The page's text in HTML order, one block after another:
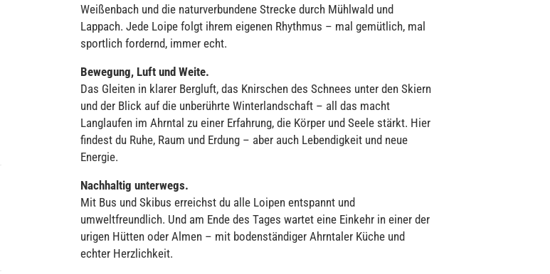
Weißenbach und die naturverbundene Strecke durch Mühlwald und
Lappach. Jede Loipe folgt ihrem eigenen Rhythmus – mal gemütlich, mal
sportlich fordernd, immer echt.
Bewegung, Luft und Weite.
Das Gleiten in klarer Bergluft, das Knirschen des Schnees unter den Skiern
und der Blick auf die unberührte Winterlandschaft – all das macht
Langlaufen im Ahrntal zu einer Erfahrung, die Körper und Seele stärkt. Hier
findest du Ruhe, Raum und Erdung – aber auch Lebendigkeit und neue
Energie.
Nachhaltig unterwegs.
Mit Bus und Skibus erreichst du alle Loipen entspannt und
umweltfreundlich. Und am Ende des Tages wartet eine Einkehr in einer der
urigen Hütten oder Almen – mit bodenständiger Ahrntaler Küche und
echter Herzlichkeit.